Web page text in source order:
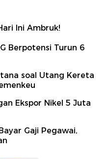
Ini Ambruk!
Berpotensi Turun 6
soal Utang Kereta
Ekspor Nikel 5 Juta
Gaji Pegawai,